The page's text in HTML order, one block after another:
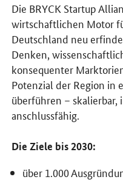
Die BRYCK Startup
wirtschaftlichen Motor
Deutschland neu
Denken,
konsequenter
Potenzial der Region in
überführen –
anschlussfähig.
Die Ziele bis 2030:
über 1.000